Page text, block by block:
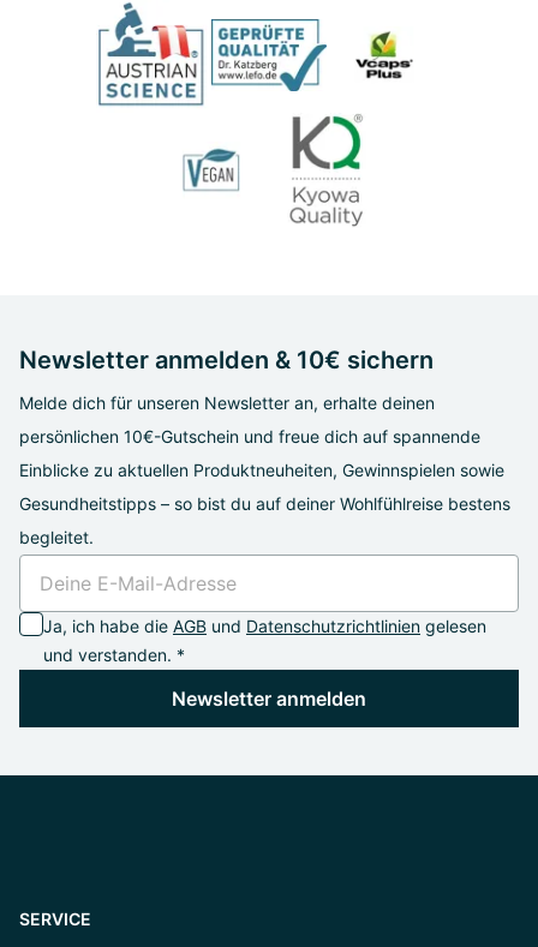
Newsletter anmelden & 10€ sichern
Melde dich für unseren Newsletter an, erhalte deinen
persönlichen 10€-Gutschein und freue dich auf spannende
Einblicke zu aktuellen Produktneuheiten, Gewinnspielen sowie
Gesundheitstipps – so bist du auf deiner Wohlfühlreise bestens
begleitet.
Ja, ich habe die AGB und Datenschutzrichtlinien gelesen
und verstanden. *
Newsletter anmelden
SERVICE